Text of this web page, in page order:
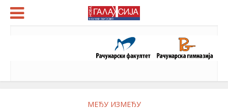
МЕЂУ ИЗМЕЂУ